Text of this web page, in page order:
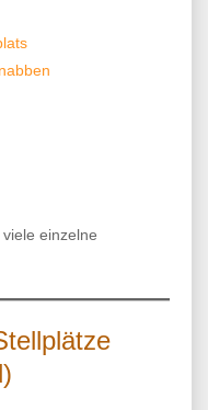
einzelne